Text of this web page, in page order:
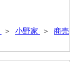
＞ 小野家 ＞ 商売